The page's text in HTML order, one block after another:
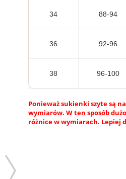
34 88-94
36 92-96
38 96-100
Ponieważ sukienki szyte są
wymiarów. W ten sposób
różnice w wymiarach. Lepiej